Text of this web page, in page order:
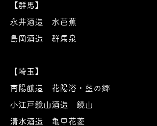
【群馬】
永井酒造 水芭蕉
島岡酒造 群馬泉
【埼玉 】
南陽醸造 花陽浴・藍の郷
小江戸鏡山酒造 鏡山
清水酒造 亀甲花菱